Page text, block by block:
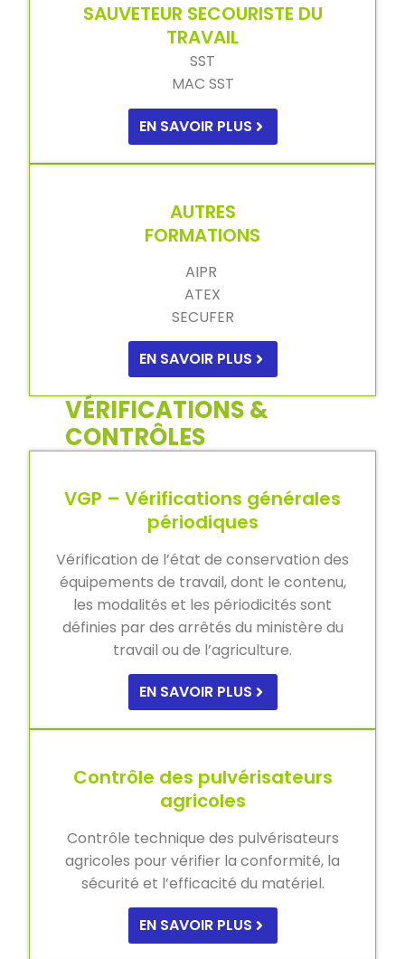
SAUVETEUR SECOURISTE DU
TRAVAIL
SST
MAC SST
EN SAVOIR PLUS
AUTRES
FORMATIONS
AIPR
ATEX
SECUFER
EN SAVOIR PLUS
VÉRIFICATIONS &
CONTRÔLES
VGP – Vérifications générales
périodiques
Vérification de l’état de conservation des
équipements de travail, dont le contenu,
les modalités et les périodicités sont
définies par des arrêtés du ministère du
travail ou de l’agriculture.
EN SAVOIR PLUS
Contrôle des pulvérisateurs
agricoles
Contrôle technique des pulvérisateurs
agricoles pour vérifier la conformité, la
sécurité et l’efficacité du matériel.
EN SAVOIR PLUS